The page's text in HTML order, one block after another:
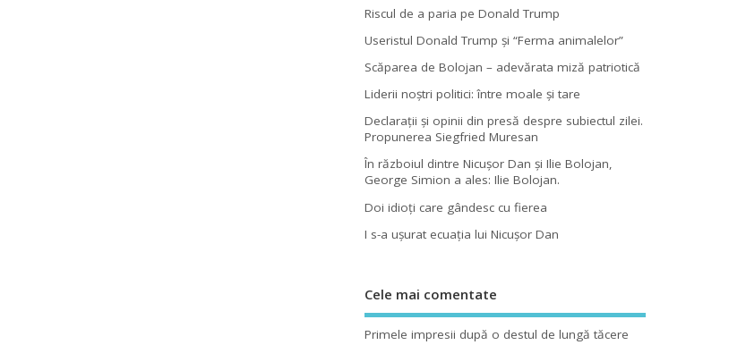
Riscul de a paria pe Donald Trump
Useristul Donald Trump şi “Ferma animalelor”
Scăparea de Bolojan – adevărata miză patriotică
Liderii noştri politici: între moale şi tare
Declaraţii şi opinii din presă despre subiectul zilei.
Propunerea Siegfried Muresan
În războiul dintre Nicuşor Dan şi Ilie Bolojan,
George Simion a ales: Ilie Bolojan.
Doi idioţi care gândesc cu fierea
I s-a uşurat ecuaţia lui Nicuşor Dan
Cele mai comentate
Primele impresii după o destul de lungă tăcere